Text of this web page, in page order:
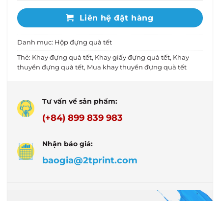
Liên hệ đặt hàng
Danh mục: Hộp đựng quà tết
Thẻ: Khay đựng quà tết, Khay giấy đựng quà tết, Khay
thuyền đựng quà tết, Mua khay thuyền đựng quà tết
Tư vấn về sản phẩm:
(+84) 899 839 983
Nhận báo giá:
baogia@2tprint.com